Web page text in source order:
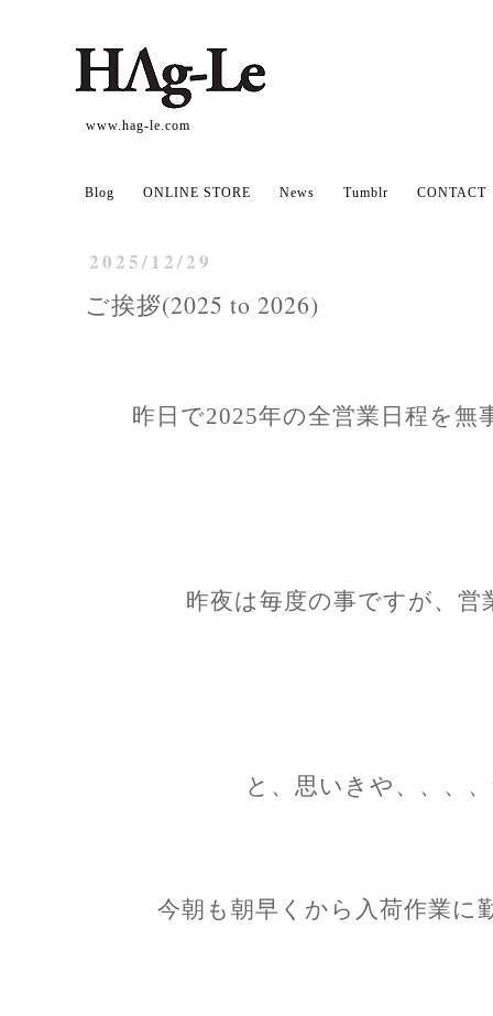
www.hag-le.com
Blog ONLINE STORE News Tumblr CONTACT
2025/12/29
ご挨拶(2025 to 2026)
昨日で2025年の全営業日程を
昨夜は毎度の事ですが、営
と、思いきや、、、
今朝も朝早くから入荷作業に